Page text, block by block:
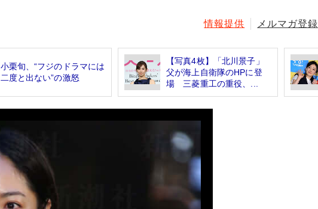
情報提供 メルマガ登録
小栗旬、“フジのドラマには
二度と出ない”の激怒
【写真4枚】「北川景子」
父が海上自衛隊のHPに登
場 三菱重工の重役、...